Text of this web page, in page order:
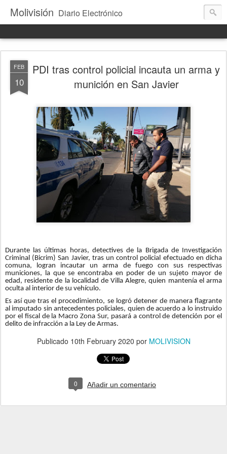
Molivisión Diario Electrónico
FEB
10
PDI tras control policial incauta un arma y
munición en San Javier
Durante las últimas horas, detectives de la Brigada de Investigación
Criminal (Bicrim) San Javier, tras un control policial efectuado en dicha
comuna, logran incautar un arma de fuego con sus respectivas
municiones, la que se encontraba en poder de un sujeto mayor de
edad, residente de la localidad de Villa Alegre, quien mantenía el arma
oculta al interior de su vehículo.
Es así que tras el procedimiento, se logró detener de manera flagrante
al imputado sin antecedentes policiales, quien de acuerdo a lo instruido
por el fiscal de la Macro Zona Sur, pasará a control de detención por el
delito de infracción a la Ley de Armas.
Publicado 10th February 2020 por MOLIVISION
0 Añadir un comentario